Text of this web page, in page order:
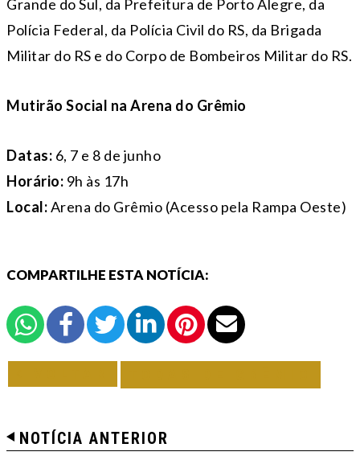
Grande do Sul, da Prefeitura de Porto Alegre, da
Polícia Federal, da Polícia Civil do RS, da Brigada
Militar do RS e do Corpo de Bombeiros Militar do RS.
Mutirão Social na Arena do Grêmio
Datas: 6, 7 e 8 de junho
Horário: 9h às 17h
Local:Arena do Grêmio (Acesso pela Rampa Oeste)
COMPARTILHE ESTA NOTÍCIA:
NOTÍCIA ANTERIOR